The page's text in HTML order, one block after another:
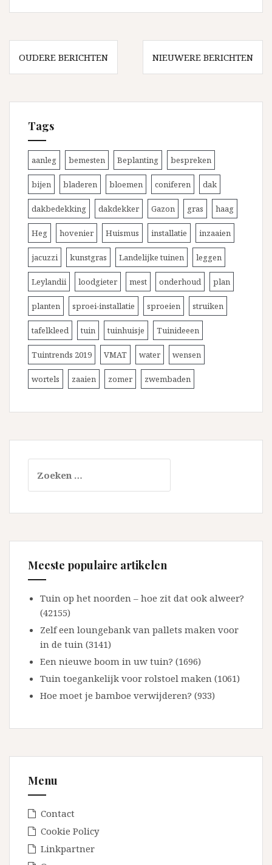
Huur
bouwafval
container!
Berichten
navigatie
OUDERE BERICHTEN NIEUWERE BERICHTEN
Tags
aanleg bemesten Beplanting bespreken
bijen bladeren bloemen coniferen dak
dakbedekking dakdekker Gazon gras haag
Heg hovenier Huismus installatie inzaaien
jacuzzi kunstgras Landelijke tuinen leggen
Leylandii loodgieter mest onderhoud plan
planten sproei-installatie sproeien struiken
tafelkleed tuin tuinhuisje Tuinideeen
Tuintrends 2019 VMAT water wensen
wortels zaaien zomer zwembaden
naar:
Meeste populaire artikelen
Tuin op het noorden – hoe zit dat ook alweer?
(42155)
Zelf een loungebank van pallets maken voor
in de tuin (3141)
Een nieuwe boom in uw tuin? (1696)
Tuin toegankelijk voor rolstoel maken (1061)
Hoe moet je bamboe verwijderen? (933)
Menu
Contact
Cookie Policy
Linkpartner